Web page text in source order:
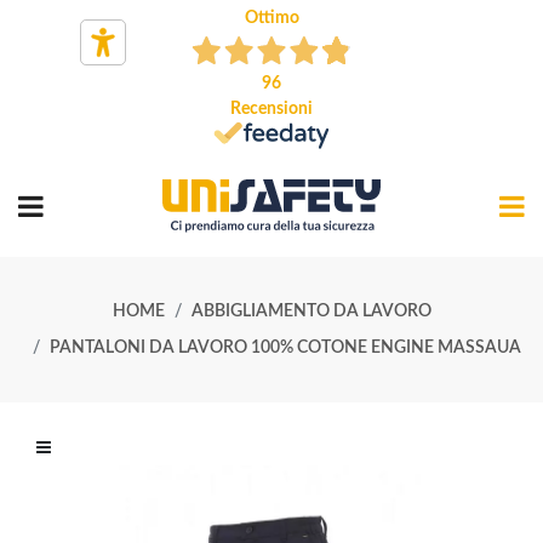
Ottimo
96
Recensioni
HOME ABBIGLIAMENTO DA LAVORO
PANTALONI DA LAVORO 100% COTONE ENGINE MASSAUA